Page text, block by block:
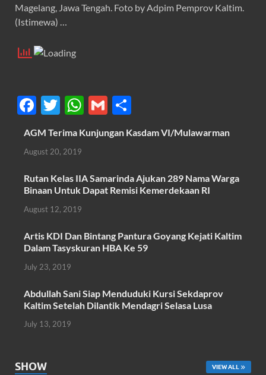
Magelang, Jawa Tengah. Foto by Adpim Pemprov Kaltim.
(Istimewa) …
F
ac
e
b
o
o
k
T
w
itt
er
W
h
at
A
p
G
ail
h
ar
AGM Terima Kunjungan Kasdam VI/Mulawarman
August 20, 2019
Rutan Kelas IIA Samarinda Ajukan 289 Nama Warga
Binaan Untuk Dapat Remisi Kemerdekaan RI
August 12, 2019
Artis KDI Dan Bintang Pantura Goyang Kejati Kaltim
Dalam Tasyskuran HBA Ke 59
July 23, 2019
Abdullah Sani Siap Menduduki Kursi Sekdaprov
Kaltim Setelah Dilantik Mendagri Selasa Lusa
July 13, 2019
SHOW VIEW ALL